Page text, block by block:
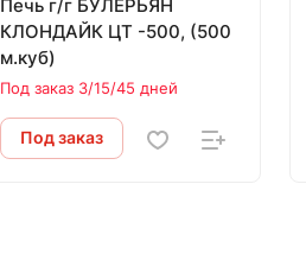
Печь г/г БУЛЕРЬЯН
КЛОНДАЙК ЦТ -500, (500
м.куб)
Под заказ 3/15/45 дней
Под заказ